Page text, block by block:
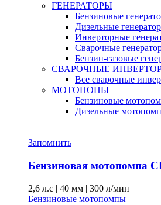
ГЕНЕРАТОРЫ
Бензиновые
Дизельные
Инверторные
Сварочные
Бензин-газовые
СВАРОЧНЫЕ
Все сварочные
МОТОПОПЫ
Бензиновые
Дизельные
Запомнить
Бензиновая мотопомпа
2,6 л.с | 40 мм | 300 л/мин
Бензиновые мотопомпы